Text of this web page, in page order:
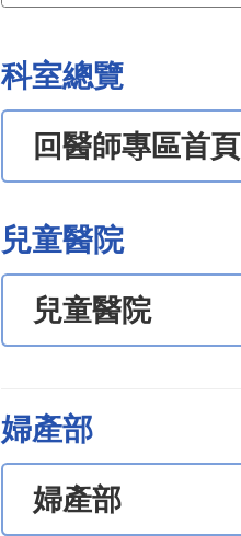
科室總覽
回醫師專區首頁
兒童醫院
兒童醫院
婦產部
婦產部